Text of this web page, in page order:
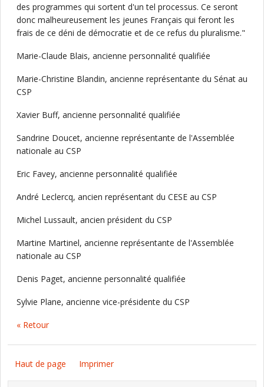
des programmes qui sortent d'un tel processus. Ce seront
donc malheureusement les jeunes Français qui feront les
frais de ce déni de démocratie et de ce refus du pluralisme."
Marie-Claude Blais, ancienne personnalité qualifiée
Marie-Christine Blandin, ancienne représentante du Sénat au
CSP
Xavier Buff, ancienne personnalité qualifiée
Sandrine Doucet, ancienne représentante de l'Assemblée
nationale au CSP
Eric Favey, ancienne personnalité qualifiée
André Leclercq, ancien représentant du CESE au CSP
Michel Lussault, ancien président du CSP
Martine Martinel, ancienne représentante de l'Assemblée
nationale au CSP
Denis Paget, ancienne personnalité qualifiée
Sylvie Plane, ancienne vice-présidente du CSP
« Retour
Haut de page Imprimer